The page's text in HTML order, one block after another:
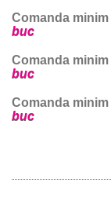
Comanda minim
buc
Comanda minim
buc
Comanda minim
buc